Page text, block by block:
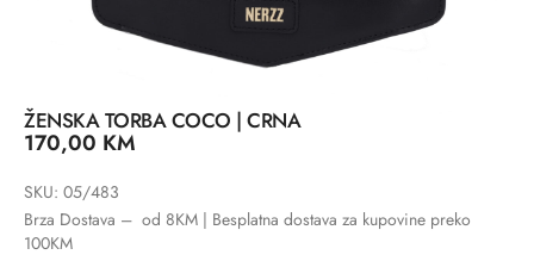
ŽENSKA TORBA COCO | CRNA
170,00 KM
SKU: 05/483
Brza Dostava – od 8KM | Besplatna dostava za kupovine preko
100KM